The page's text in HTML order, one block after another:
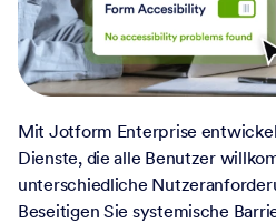
Mit Jotform Enterprise
Dienste, die alle Benutzer
unterschiedliche
Beseitigen Sie systemische